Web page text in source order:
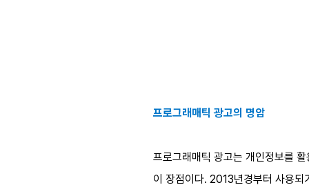
프로그래매틱 광고의 명암
프로그래매틱 광고는 개인정보를
이 장점이다. 2013년경부터 사용되